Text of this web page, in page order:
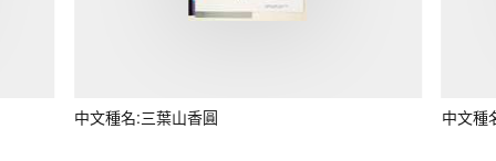
中文種名:三葉山香圓 中文種